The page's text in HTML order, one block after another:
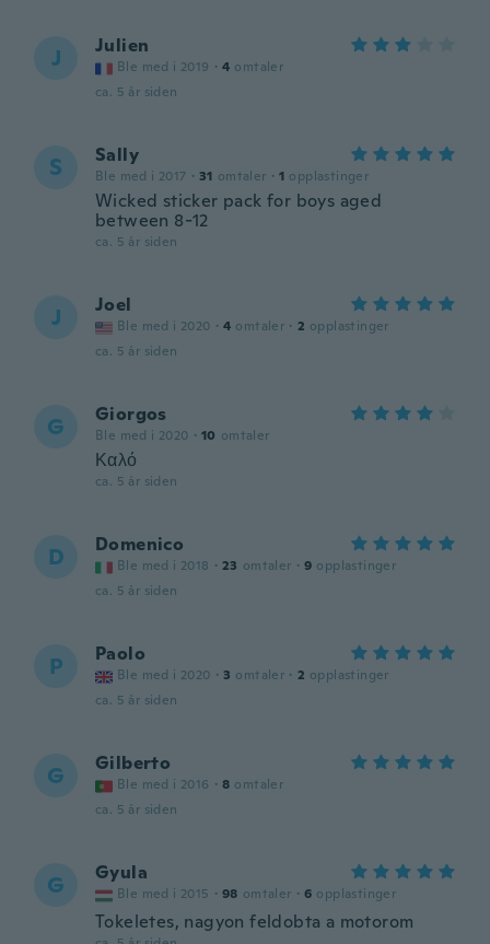
J Julien
Ble med i 2019 · 4 omtaler
ca. 5 år siden
S Sally
Ble med i 2017 · 31 omtaler · 1 opplastinger
Wicked sticker pack for boys aged
between 8-12
ca. 5 år siden
J Joel
Ble med i 2020 · 4 omtaler · 2 opplastinger
ca. 5 år siden
G Giorgos
Ble med i 2020 · 10 omtaler
Καλό
ca. 5 år siden
D Domenico
Ble med i 2018 · 23 omtaler · 9 opplastinger
ca. 5 år siden
P Paolo
Ble med i 2020 · 3 omtaler · 2 opplastinger
ca. 5 år siden
G Gilberto
Ble med i 2016 · 8 omtaler
ca. 5 år siden
G Gyula
Ble med i 2015 · 98 omtaler · 6 opplastinger
Tokeletes, nagyon feldobta a motorom